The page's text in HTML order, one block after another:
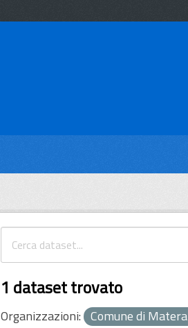
1 dataset trovato
Organizzazioni: Comune di Matera